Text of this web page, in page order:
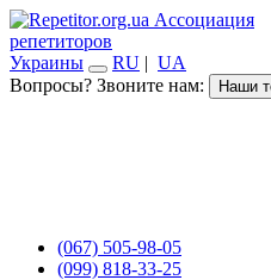
Ассоциация
репетиторов
Украины
RU | UA
Вопросы? Звоните нам:
Наши
(067) 505-98-05
(099) 818-33-25